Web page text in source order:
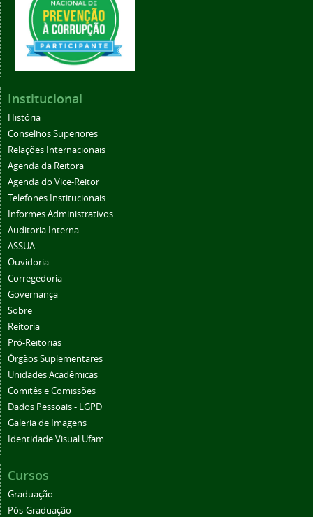
Institucional
História
Conselhos Superiores
Relações Internacionais
Agenda da Reitora
Agenda do Vice-Reitor
Telefones Institucionais
Informes Administrativos
Auditoria Interna
ASSUA
Ouvidoria
Corregedoria
Governança
Sobre
Reitoria
Pró-Reitorias
Órgãos Suplementares
Unidades Acadêmicas
Comitês e Comissões
Dados Pessoais - LGPD
Galeria de Imagens
Identidade Visual Ufam
Cursos
Graduação
Pós-Graduação